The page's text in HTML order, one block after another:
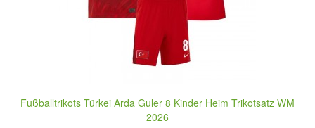
Fußballtrikots Türkei Arda Guler 8 Kinder Heim Trikotsatz WM
2026